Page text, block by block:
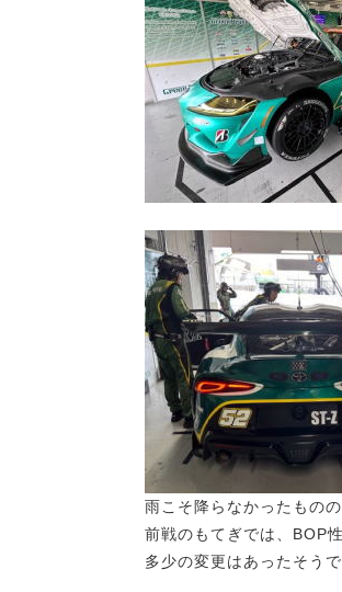
雨こそ降らなかったもの
前戦のもてぎでは、BOP
多少の変更はあったそう